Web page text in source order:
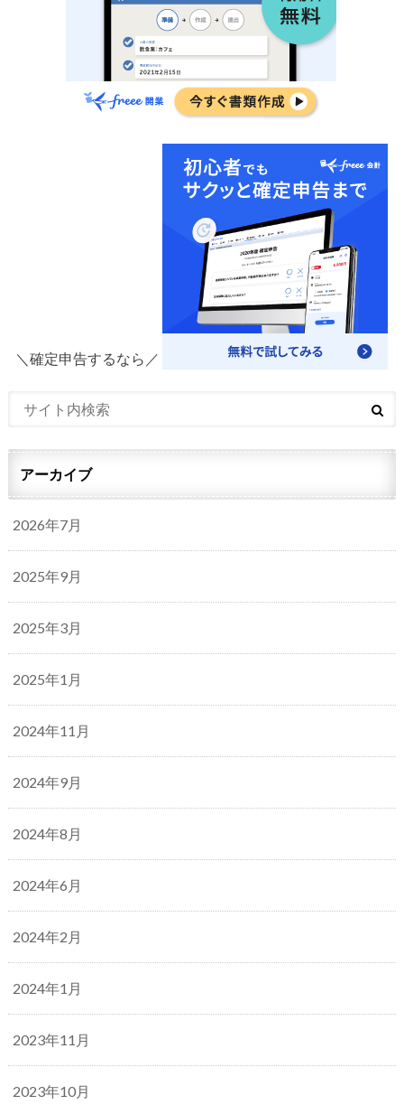
＼確定申告するなら／
アーカイブ
2026年7月
2025年9月
2025年3月
2025年1月
2024年11月
2024年9月
2024年8月
2024年6月
2024年2月
2024年1月
2023年11月
2023年10月